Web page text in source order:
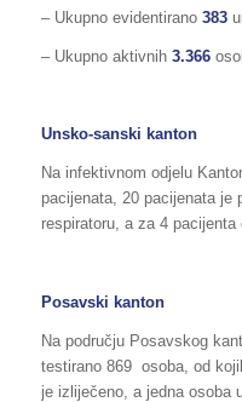
– Ukupno evidentirano 383
– Ukupno aktivnih 3.366
Unsko-sanski kanton
Na infektivnom odjelu
pacijenata, 20 pacijenata je
respiratoru, a za 4
Posavski kanton
Na području Posavskog
testirano 869 osoba, od
je izliječeno, a jedna osoba